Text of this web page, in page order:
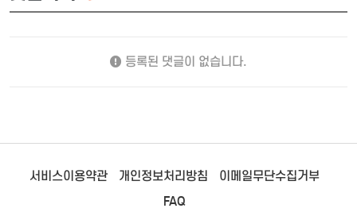
등록된 댓글이 없습니다.
서비스이용약관 개인정보처리방침
이메일무단수집거부
FAQ